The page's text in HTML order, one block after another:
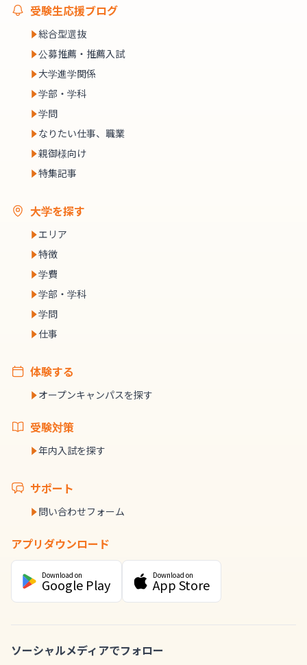
受験生応援ブログ
総合型選抜
公募推薦・推薦入試
大学進学関係
学部・学科
学問
なりたい仕事、職業
親御様向け
特集記事
大学を探す
エリア
特徴
学費
学部・学科
学問
仕事
体験する
オープンキャンパスを探す
受験対策
年内入試を探す
サポート
問い合わせフォーム
アプリダウンロード
Download on
Google Play
Download on
App Store
ソーシャルメディアでフォロー